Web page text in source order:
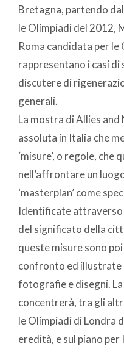
Bretagna, partendo
le Olimpiadi del 2012,
Roma candidata per
rappresentano i casi
discutere di
generali.
La mostra di Allies and
assoluta in Italia che
‘misure’, o regole,
nell’affrontare un
‘masterplan’ come
Identificate attraverso
del significato della
queste misure sono
confronto ed
fotografie e disegni.
concentrerà, tra gli
le Olimpiadi di Londra
eredità, e sul piano per